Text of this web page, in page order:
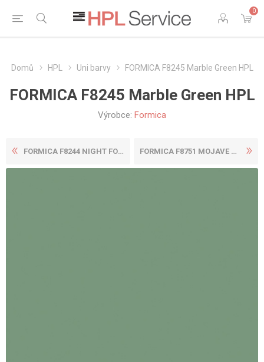
0
Domů HPL Uni barvy FORMICA F8245 Marble Green HPL
FORMICA F8245 Marble Green HPL
Výrobce: Formica
FORMICA F8244 NIGHT FOREST ... FORMICA F8751 MOJAVE HPL